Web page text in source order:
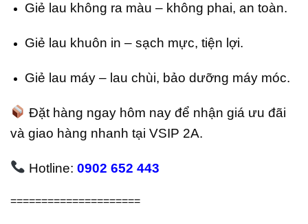
Giẻ lau không ra màu – không phai, an toàn.
Giẻ lau khuôn in – sạch mực, tiện lợi.
Giẻ lau máy – lau chùi, bảo dưỡng máy móc.
Đặt hàng ngay hôm nay để nhận giá ưu đãi
và giao hàng nhanh tại VSIP 2A.
Hotline: 0902 652 443
=====================